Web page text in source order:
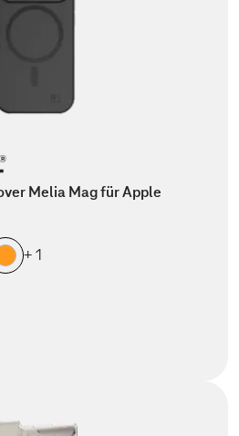
Melia Mag für Apple
+ 1